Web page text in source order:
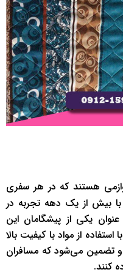
هستند که در هر سفری
بیش از یک دهه تجربه در
یکی از پیشگامان این
از مواد با کیفیت بالا
و تضمین می‌شود که مسافران
کنند.